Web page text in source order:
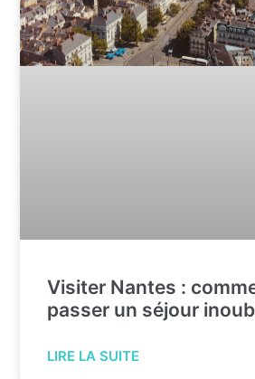
Visiter Nantes :
passer un séjour
LIRE LA SUITE